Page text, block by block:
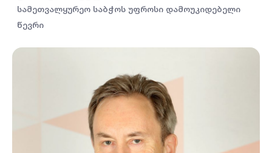
სამეთვალყურეო საბჭოს უფროსი დამოუკიდებელი
წევრი